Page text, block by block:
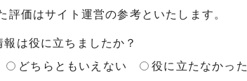
評価はサイト運営の参考といたします。
報は役に立ちましたか？
どちらともいえない 役に立たなかった